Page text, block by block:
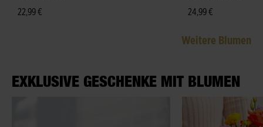
22,99 €
24,99 €
Weitere Blumen
EXKLUSIVE GESCHENKE MIT BLUMEN